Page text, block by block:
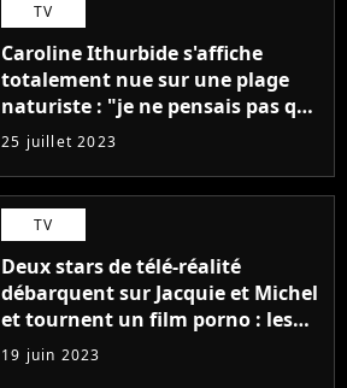
TV
Caroline Ithurbide s'affiche
totalement nue sur une plage
naturiste : "je ne pensais pas que
j'arriverais à le faire..."
25 juillet 2023
TV
Deux stars de télé-réalité
débarquent sur Jacquie et Michel
et tournent un film porno : les
premières images du tournage
(exclu)
19 juin 2023